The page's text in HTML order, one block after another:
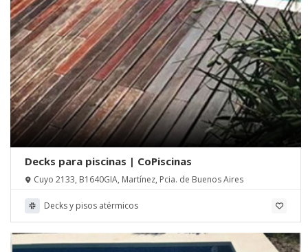
Decks para piscinas | CoPiscinas
Cuyo 2133, B1640GIA, Martínez, Pcia. de Buenos Aires
Decks y pisos atérmicos